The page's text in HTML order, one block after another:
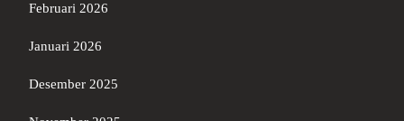
Februari 2026
Januari 2026
Desember 2025